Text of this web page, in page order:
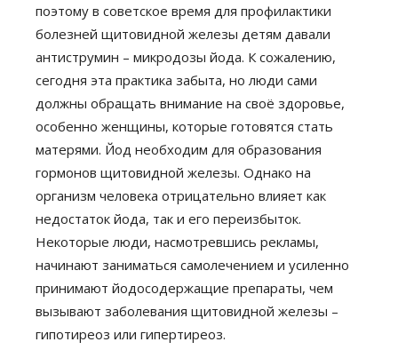
поэтому в советское время для профилактики
болезней щитовидной железы детям давали
антиструмин – микродозы йода. К сожалению,
сегодня эта практика забыта, но люди сами
должны обращать внимание на своё здоровье,
особенно женщины, которые готовятся стать
матерями. Йод необходим для образования
гормонов щитовидной железы. Однако на
организм человека отрицательно влияет как
недостаток йода, так и его переизбыток.
Некоторые люди, насмотревшись рекламы,
начинают заниматься самолечением и усиленно
принимают йодосодержащие препараты, чем
вызывают заболевания щитовидной железы –
гипотиреоз или гипертиреоз.